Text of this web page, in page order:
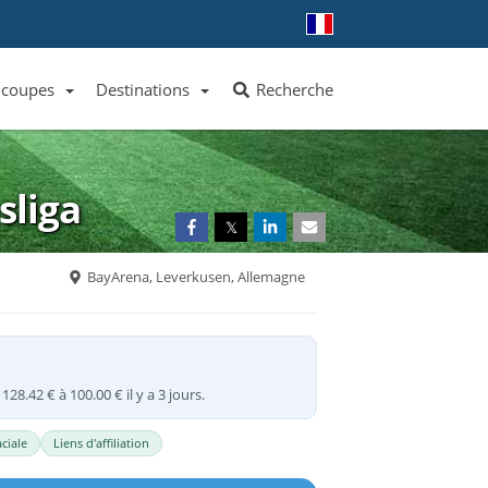
Liste des clubs et équipes
Liste des ligues et coupes
Destinations
Toutes les destinations
Recherche
𝕏
BayArena, Leverkusen, Allemagne
€ à 100.00 € il y a 3 jours.
Liens d'affiliation